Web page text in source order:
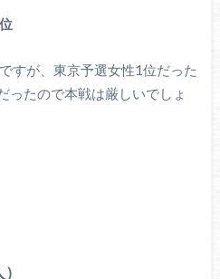
すが、東京予選女性1位だった
ったので本戦は厳しいでしょ